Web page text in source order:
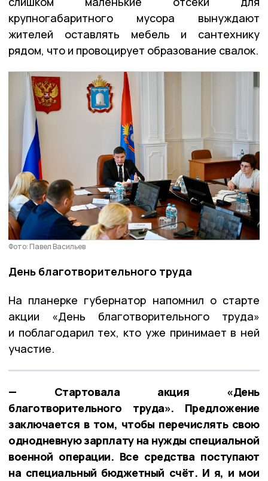
крупногабаритного мусора вынуждают
жителей оставлять мебель и сантехнику
рядом, что и провоцирует образование свалок.
Фото: Павел Васильев
День благотворительного труда
На планерке губернатор напомнил о старте
акции «День благотворительного труда»
и поблагодарил тех, кто уже принимает в ней
участие.
— Стартовала акция «День
благотворительного труда». Предложение
заключается в том, чтобы перечислять свою
однодневную зарплату на нужды специальной
военной операции. Все средства поступают
на специальный бюджетный счёт. И я, и мои